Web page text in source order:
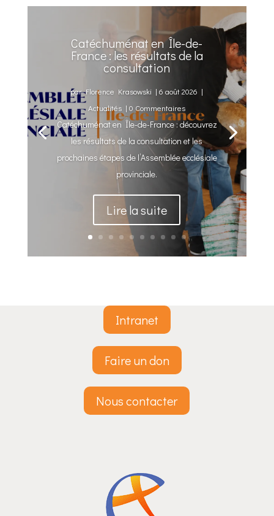
Catéchuménat en Île-de-
France : les résultats de la
consultation
parFlorence Krasowski |6 août 2026 |
Actualités | 0 Commentaires
Catéchuménat en Île-de-France : découvrez
les résultats de la consultation et les
prochaines étapes de l’Assemblée ecclésiale
provinciale.
Lire la suite
Intranet
Faire un don
Nous contacter